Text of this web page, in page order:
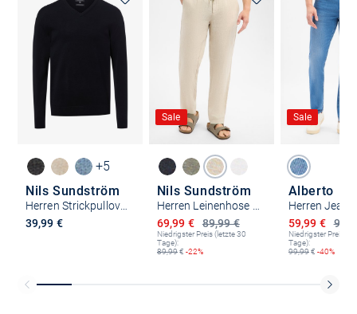
+5
Nils Sundström
Herren Strickpullover
39,99 €
Sale
Nils Sundström
89,99 €
Ermäßigter Preis
69,99 €
Niedrigster Preis (letzte 30
Tage):
89,99€ -22%
Sale
Alberto
Herren Jeans
Ermäßigter
59,99 €
Niedrigster Preis
Tage):
99,99€ -40%